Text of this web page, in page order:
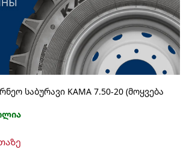
საბურავი KAMA 7.50-20 (მოყვება